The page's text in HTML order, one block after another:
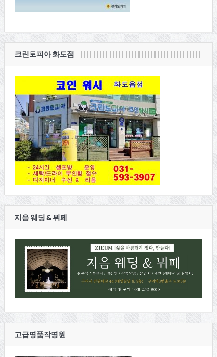
크린토피아 화도점
지음 웨딩 & 뷔페
고급명품작명원